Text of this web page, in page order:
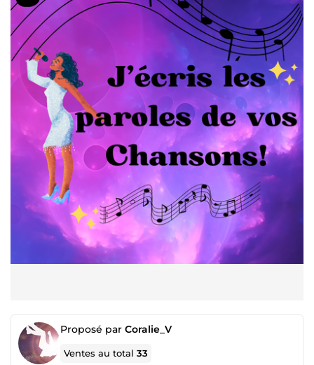
Proposé par Coralie_V
Ventes au total33